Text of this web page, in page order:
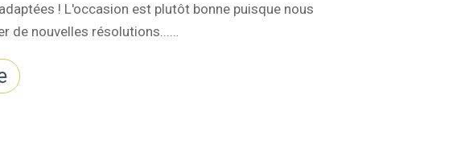
! L'occasion est plutôt bonne puisque nous
de nouvelles résolutions...…